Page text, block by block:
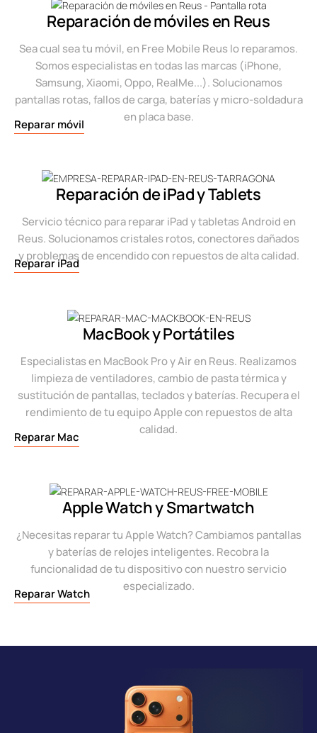
Reparación de móviles en Reus
Sea cual sea tu móvil, en Free Mobile Reus lo reparamos.
Somos especialistas en todas las marcas (iPhone,
Samsung, Xiaomi, Oppo, RealMe...). Solucionamos
pantallas rotas, fallos de carga, baterías y micro-soldadura
en placa base.
Reparar móvil
Reparación de iPad y Tablets
Servicio técnico para reparar iPad y tabletas Android en
Reus. Solucionamos cristales rotos, conectores dañados
y problemas de encendido con repuestos de alta calidad.
Reparar iPad
MacBook y Portátiles
Especialistas en MacBook Pro y Air en Reus. Realizamos
limpieza de ventiladores, cambio de pasta térmica y
sustitución de pantallas, teclados y baterías. Recupera el
rendimiento de tu equipo Apple con repuestos de alta
calidad.
Reparar Mac
Apple Watch y Smartwatch
¿Necesitas reparar tu Apple Watch? Cambiamos pantallas
y baterías de relojes inteligentes. Recobra la
funcionalidad de tu dispositivo con nuestro servicio
especializado.
Reparar Watch